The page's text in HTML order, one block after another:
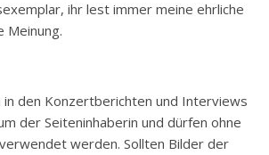
ihr lest immer meine ehrliche
Meinung.
in den Konzertberichten und Interviews
der Seiteninhaberin und dürfen ohne
werden. Sollten Bilder der